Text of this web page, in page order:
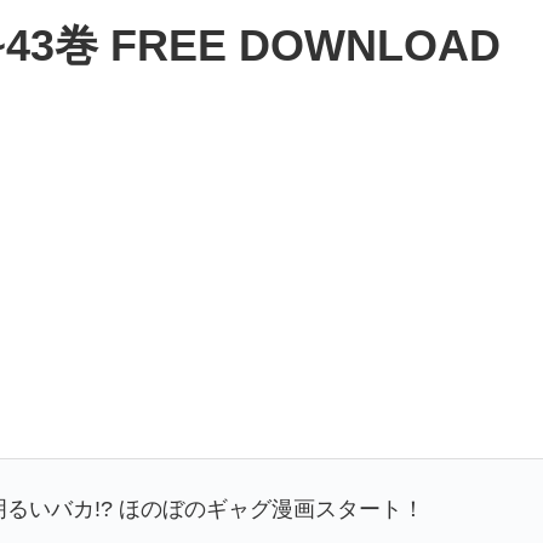
巻 FREE DOWNLOAD
いバカ!? ほのぼのギャグ漫画スタート！